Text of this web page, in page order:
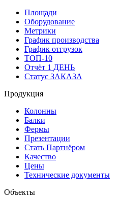
Площади
Оборудование
Метрики
График производства
График отгрузок
ТОП-10
Отчёт 1 ДЕНЬ
Статус ЗАКАЗА
Продукция
Колонны
Балки
Фермы
Презентации
Стать Партнёром
Качество
Цены
Технические документы
Объекты